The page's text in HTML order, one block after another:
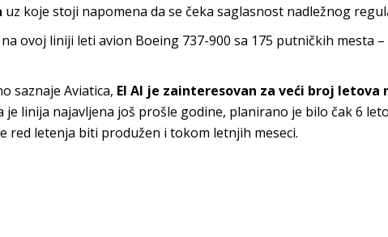
uz koje stoji napomena da se čeka saglasnost nadležnog
ovoj liniji leti avion Boeing 737-900 sa 175 putničkih mesta
saznaje Aviatica, El Al je zainteresovan za veći broj letova
je linija najavljena još prošle godine, planirano je bilo čak 6
red letenja biti produžen i tokom letnjih meseci.